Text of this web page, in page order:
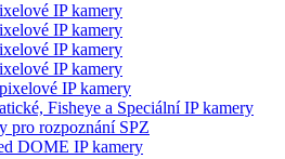
IP kamery
IP kamery
IP kamery
IP kamery
IP kamery
Fisheye a Speciální IP kamery
pro rozpoznání SPZ
DOME IP kamery